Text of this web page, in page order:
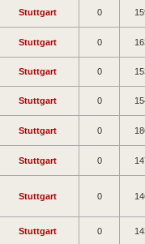
Stuttgart 0
Stuttgart 0
Stuttgart 0
Stuttgart 0
Stuttgart 0
Stuttgart 0
Stuttgart 0
Stuttgart 0